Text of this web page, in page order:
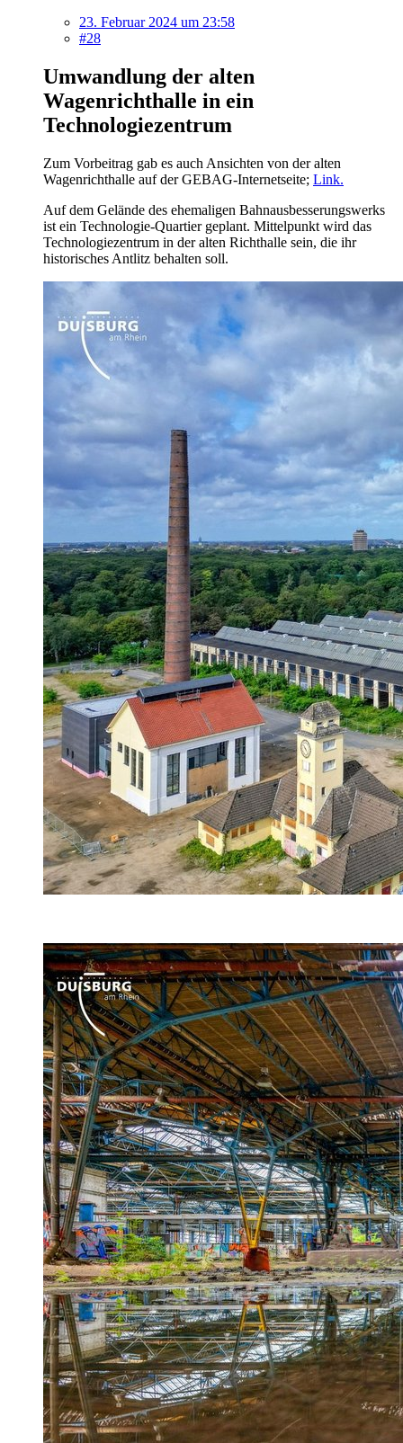
23. Februar 2024 um 23:58
#28
Umwandlung der alten
Wagenrichthalle in ein
Technologiezentrum
Zum Vorbeitrag gab es auch Ansichten von der alten
Wagenrichthalle auf der GEBAG-Internetseite; Link.
Auf dem Gelände des ehemaligen Bahnausbesserungswerks
ist ein Technologie-Quartier geplant. Mittelpunkt wird das
Technologiezentrum in der alten Richthalle sein, die ihr
historisches Antlitz behalten soll.